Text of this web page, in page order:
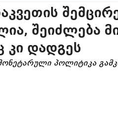
შეიძლება
კი დადგეს
პოლიტიკა